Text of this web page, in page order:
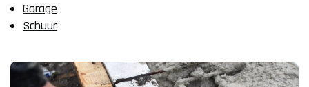
Garage
Schuur